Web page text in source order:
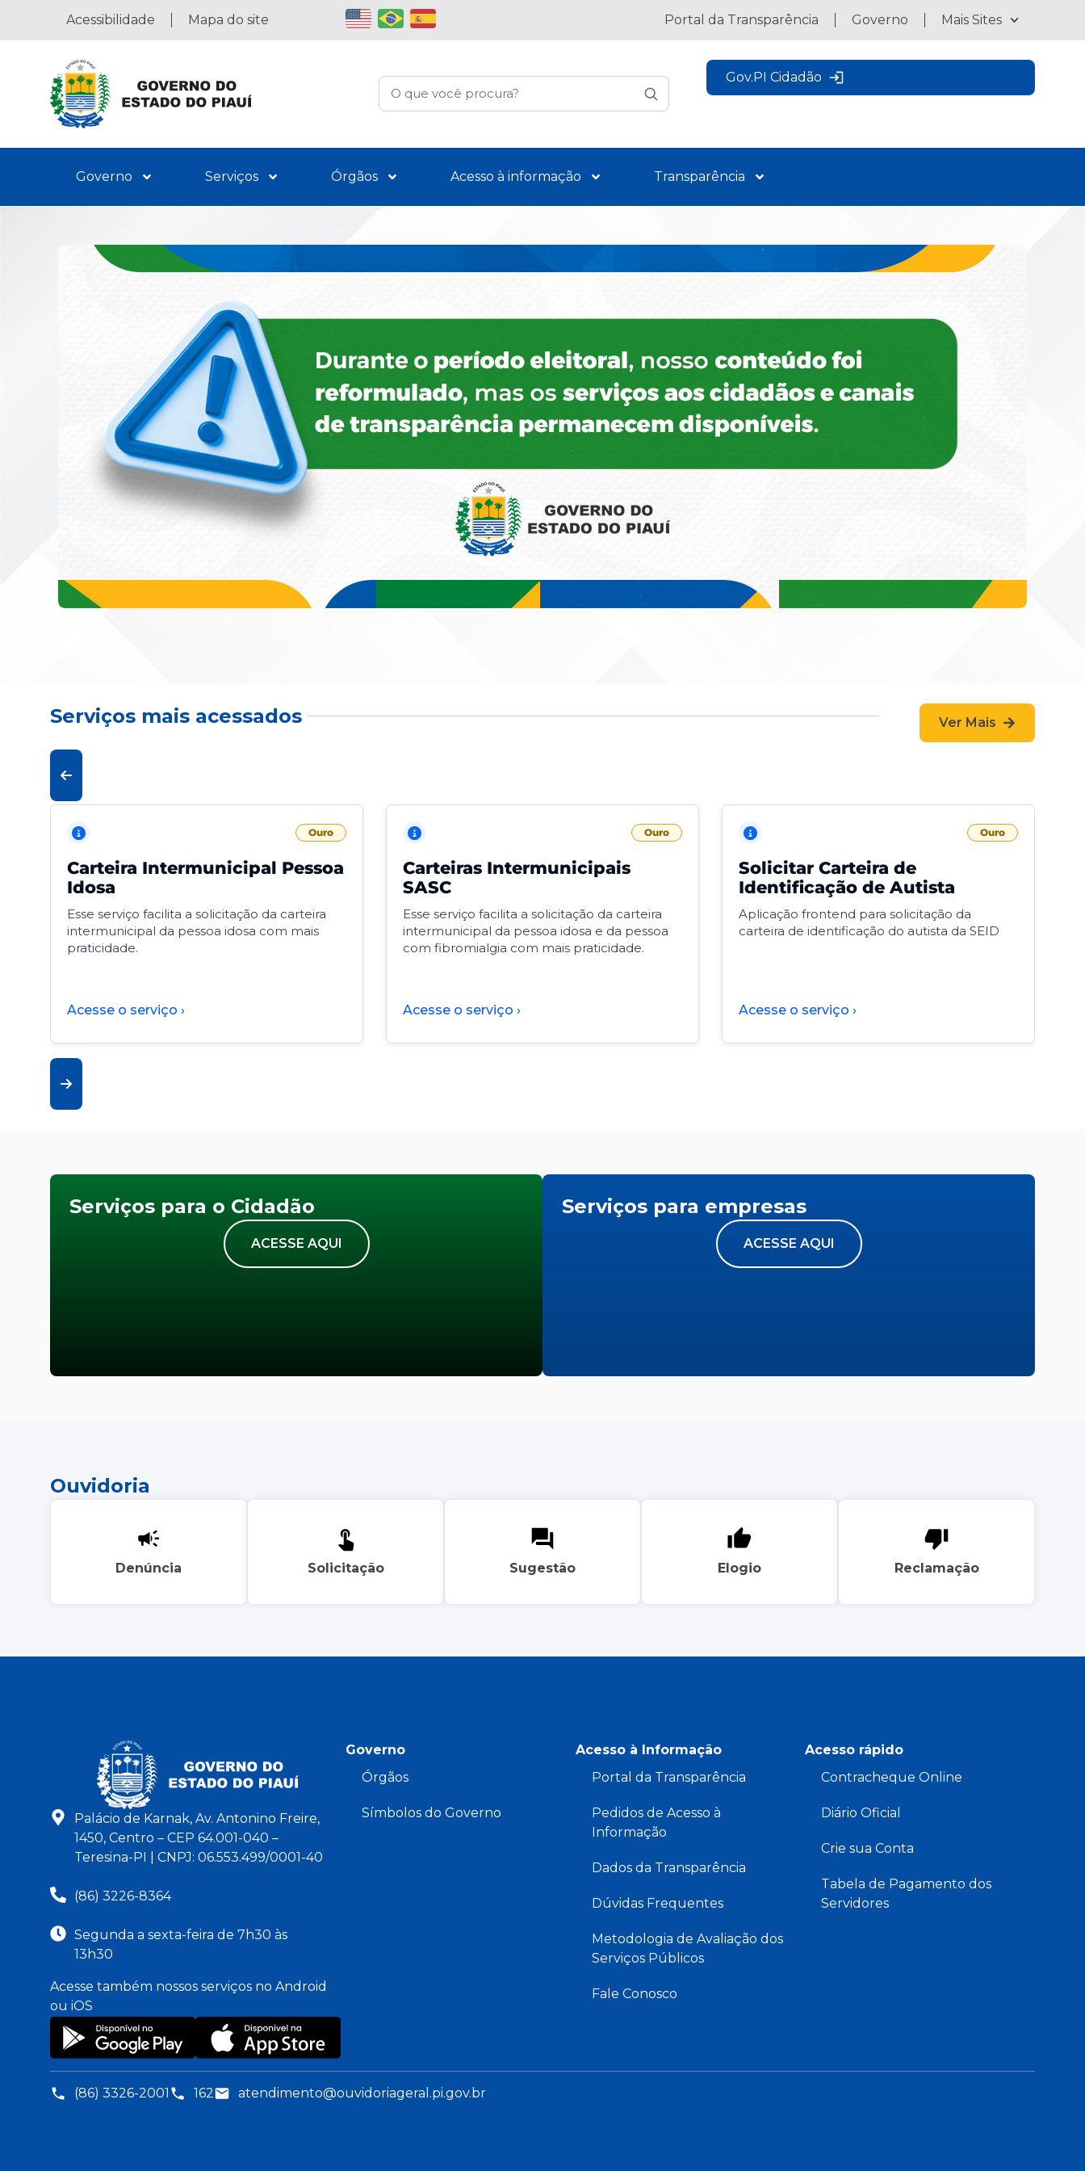
Acessibilidade Mapa do site Portal da Transparência Governo Mais Sites
Gov.PI Cidadão
Governo Serviços Órgãos Acesso à informação Transparência
Serviços mais acessados Ver Mais
Ouro
Carteira Intermunicipal Pessoa
Idosa
Esse serviço facilita a solicitação da carteira
intermunicipal da pessoa idosa com mais
praticidade.
Acesse o serviço ›
Ouro
Carteiras Intermunicipais
SASC
Esse serviço facilita a solicitação da carteira
intermunicipal da pessoa idosa e da pessoa
com fibromialgia com mais praticidade.
Acesse o serviço ›
Ouro
Solicitar Carteira de
Identificação de Autista
Aplicação frontend para solicitação da
carteira de identificação do autista da SEID
Acesse o serviço ›
Serviços para o Cidadão
ACESSE AQUI
Serviços para empresas
ACESSE AQUI
Ouvidoria
Denúncia Solicitação Sugestão Elogio Reclamação
Palácio de Karnak, Av. Antonino Freire,
1450, Centro – CEP 64.001-040 –
Teresina-PI | CNPJ: 06.553.499/0001-40
(86) 3226-8364
Segunda a sexta-feira de 7h30 às
13h30
Acesse também nossos serviços no Android
ou iOS
Governo
Órgãos
Símbolos do Governo
Acesso à Informação
Portal da Transparência
Pedidos de Acesso à
Informação
Dados da Transparência
Dúvidas Frequentes
Metodologia de Avaliação dos
Serviços Públicos
Fale Conosco
Acesso rápido
Contracheque Online
Diário Oficial
Crie sua Conta
Tabela de Pagamento dos
Servidores
(86) 3326-2001 162 atendimento@ouvidoriageral.pi.gov.br